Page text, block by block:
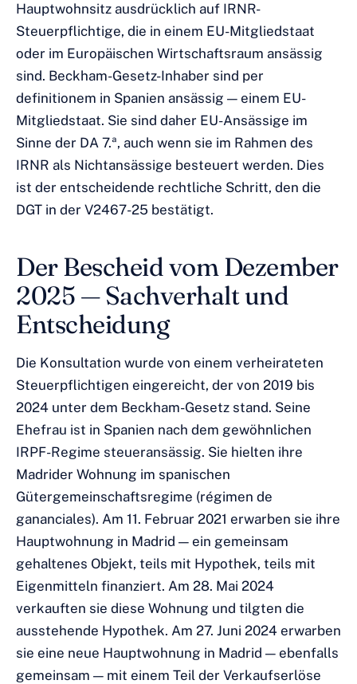
Hauptwohnsitz ausdrücklich auf IRNR-
Steuerpflichtige, die in einem EU-Mitgliedstaat
oder im Europäischen Wirtschaftsraum ansässig
sind. Beckham-Gesetz-Inhaber sind per
definitionem in Spanien ansässig — einem EU-
Mitgliedstaat. Sie sind daher EU-Ansässige im
Sinne der DA 7.ª, auch wenn sie im Rahmen des
IRNR als Nichtansässige besteuert werden. Dies
ist der entscheidende rechtliche Schritt, den die
DGT in der V2467-25 bestätigt.
Der Bescheid vom Dezember
2025 — Sachverhalt und
Entscheidung
Die Konsultation wurde von einem verheirateten
Steuerpflichtigen eingereicht, der von 2019 bis
2024 unter dem Beckham-Gesetz stand. Seine
Ehefrau ist in Spanien nach dem gewöhnlichen
IRPF-Regime steueransässig. Sie hielten ihre
Madrider Wohnung im spanischen
Gütergemeinschaftsregime (régimen de
gananciales). Am 11. Februar 2021 erwarben sie ihre
Hauptwohnung in Madrid — ein gemeinsam
gehaltenes Objekt, teils mit Hypothek, teils mit
Eigenmitteln finanziert. Am 28. Mai 2024
verkauften sie diese Wohnung und tilgten die
ausstehende Hypothek. Am 27. Juni 2024 erwarben
sie eine neue Hauptwohnung in Madrid — ebenfalls
gemeinsam — mit einem Teil der Verkaufserlöse